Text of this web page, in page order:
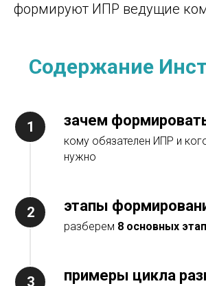
формируют ИПР ведущие
Содержание
зачем
кому обязателен ИПР и
нужно
этапы
разберем 8 основных
примеры цикла